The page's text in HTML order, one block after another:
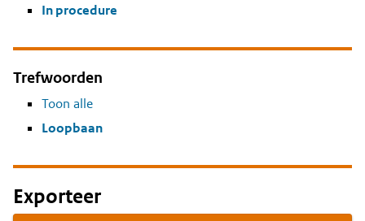
In procedure
Trefwoorden
Toon alle
Loopbaan
Exporteer